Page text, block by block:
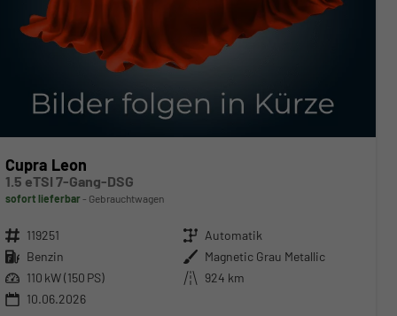
Cupra Leon
1.5 eTSI 7-Gang-DSG
sofort lieferbar Gebrauchtwagen
Fahrzeugnr. 119251 Getriebe Automatik
Kraftstoff Benzin Außenfarbe Magnetic Grau Metallic
Leistung 110 kW (150 PS) Kilometerstand 924 km
10.06.2026